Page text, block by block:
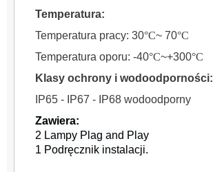
Temperatura:
Temperatura pracy: 30°C~ 70°C
Temperatura oporu: -40°C~+300°C
Klasy ochrony i wodoodporności:
IP65 - IP67 - IP68 wodoodporny
Zawiera:
2 Lampy Plag and Play
1 Podręcznik instalacji.